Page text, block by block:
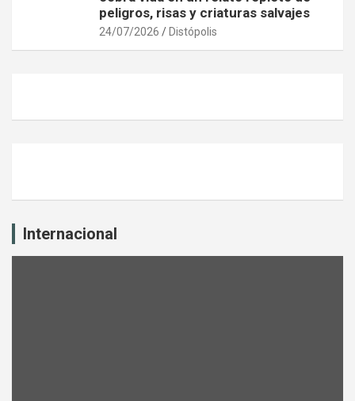
peligros, risas y criaturas salvajes
24/07/2026 Distópolis
Internacional